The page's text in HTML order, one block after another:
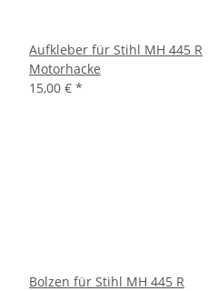
Aufkleber für Stihl MH 445 R
Motorhacke
15,00 € *
Bolzen für Stihl MH 445 R